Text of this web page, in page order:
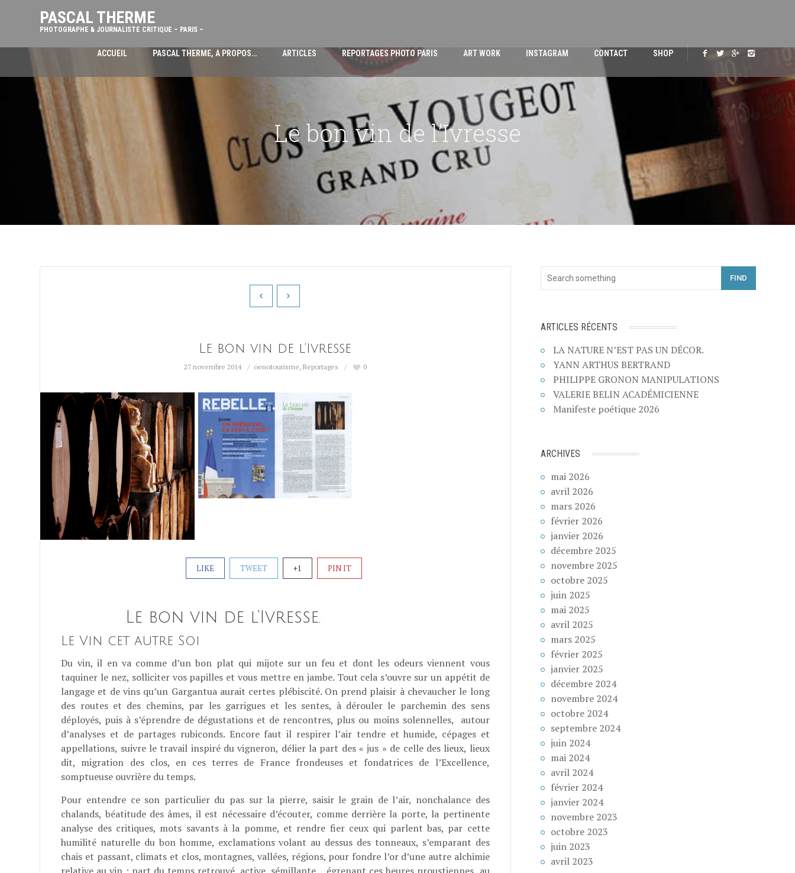
PASCAL THERME
PHOTOGRAPHE & JOURNALISTE CRITIQUE – PARIS –
ACCUEIL PASCAL THERME, A PROPOS… ARTICLES REPORTAGES PHOTO PARIS ART WORK INSTAGRAM CONTACT SHOP
Le bon vin de l’Ivresse
Le bon vin de l’Ivresse
27 novembre 2014 oenotourisme, Reportages 0
LIKE TWEET +1 PIN IT
Le bon vin de l’Ivresse.
Le Vin cet autre Soi
Du vin, il en va comme d’un bon plat qui mijote sur un feu et dont les odeurs viennent vous
taquiner le nez, solliciter vos papilles et vous mettre en jambe. Tout cela s’ouvre sur un appétit de
langage et de vins qu’un Gargantua aurait certes plébiscité. On prend plaisir à chevaucher le long
des routes et des chemins, par les garrigues et les sentes, à dérouler le parchemin des sens
déployés, puis à s’éprendre de dégustations et de rencontres, plus ou moins solennelles, autour
d’analyses et de partages rubiconds. Encore faut il respirer l’air tendre et humide, cépages et
appellations, suivre le travail inspiré du vigneron, délier la part des « jus » de celle des lieux, lieux
dit, migration des clos, en ces terres de France frondeuses et fondatrices de l’Excellence,
somptueuse ouvrière du temps.
Pour entendre ce son particulier du pas sur la pierre, saisir le grain de l’air, nonchalance des
chalands, béatitude des âmes, il est nécessaire d’écouter, comme derrière la porte, la pertinente
analyse des critiques, mots savants à la pomme, et rendre fier ceux qui parlent bas, par cette
humilité naturelle du bon homme, exclamations volant au dessus des tonneaux, s’emparant des
chais et passant, climats et clos, montagnes, vallées, régions, pour fondre l’or d’une autre alchimie
FIND
ARTICLES RÉCENTS
LA NATURE N’EST PAS UN DÉCOR.
YANN ARTHUS BERTRAND
PHILIPPE GRONON MANIPULATIONS
VALERIE BELIN ACADÉMICIENNE
Manifeste poétique 2026
ARCHIVES
mai 2026
avril 2026
mars 2026
février 2026
janvier 2026
décembre 2025
novembre 2025
octobre 2025
juin 2025
mai 2025
avril 2025
mars 2025
février 2025
janvier 2025
décembre 2024
novembre 2024
octobre 2024
septembre 2024
juin 2024
mai 2024
avril 2024
février 2024
janvier 2024
novembre 2023
octobre 2023
juin 2023
avril 2023